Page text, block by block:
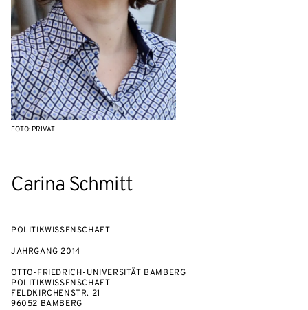
Carina Schmitt
POLITIKWISSENSCHAFT
JAHRGANG 2014
OTTO-FRIEDRICH-UNIVERSITÄT BAMBERG
POLITIKWISSENSCHAFT
FELDKIRCHENSTR. 21
96052 BAMBERG
FOTO: PRIVAT